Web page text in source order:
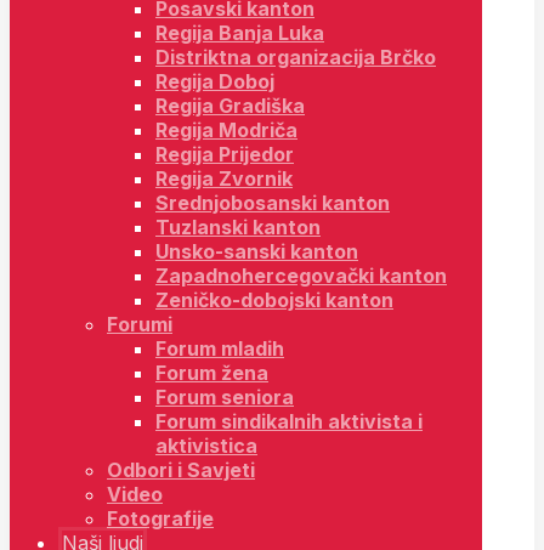
Posavski kanton
Regija Banja Luka
Distriktna organizacija Brčko
Regija Doboj
Regija Gradiška
Regija Modriča
Regija Prijedor
Regija Zvornik
Srednjobosanski kanton
Tuzlanski kanton
Unsko-sanski kanton
Zapadnohercegovački kanton
Zeničko-dobojski kanton
Forumi
Forum mladih
Forum žena
Forum seniora
Forum sindikalnih aktivista i
aktivistica
Odbori i Savjeti
Video
Fotografije
Naši ljudi